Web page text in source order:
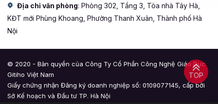
TOP
Địa chỉ văn phòng: Phòng 302, Tầng 3, Tòa nhà Tây Hà,
KĐT mới Phùng Khoang, Phường Thanh Xuân, Thành phố Hà
Nội
© 2020 - Bản quyền của Công Ty Cổ Phần Công Nghệ Giáo Dục
Gitiho Việt Nam
Giấy chứng nhận Đăng ký doanh nghiệp số: 0109077145, cấp bởi
Sở Kế hoạch và Đầu tư TP. Hà Nội